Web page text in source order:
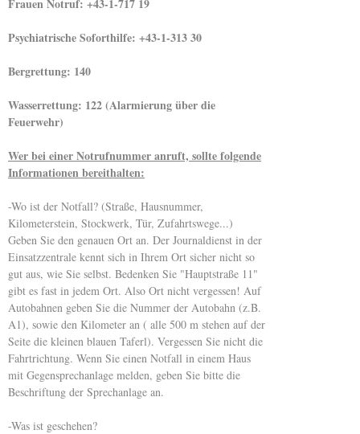
Frauen Notruf: +43-1-717 19
Psychiatrische Soforthilfe: +43-1-313 30
Bergrettung: 140
Wasserrettung: 122 (Alarmierung über die
Feuerwehr)
Wer bei einer Notrufnummer anruft, sollte folgende
Informationen bereithalten:
-Wo ist der Notfall? (Straße, Hausnummer,
Kilometerstein, Stockwerk, Tür, Zufahrtswege...)
Geben Sie den genauen Ort an. Der Journaldienst in der
Einsatzzentrale kennt sich in Ihrem Ort sicher nicht so
gut aus, wie Sie selbst. Bedenken Sie "Hauptstraße 11"
gibt es fast in jedem Ort. Also Ort nicht vergessen! Auf
Autobahnen geben Sie die Nummer der Autobahn (z.B.
A1), sowie den Kilometer an ( alle 500 m stehen auf der
Seite die kleinen blauen Taferl). Vergessen Sie nicht die
Fahrtrichtung. Wenn Sie einen Notfall in einem Haus
mit Gegensprechanlage melden, geben Sie bitte die
Beschriftung der Sprechanlage an.
-Was ist geschehen?